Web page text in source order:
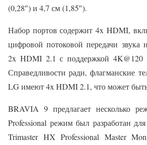
(0,28″) и 4,7 см (1,85″).
Набор портов содержит 4x HDMI,
цифровой потоковой передачи звука
2x HDMI 2.1 с поддержкой
Справедливости ради, флагманские
LG имеют 4x HDMI 2.1, что может
BRAVIA 9 предлагает несколько
Professional режим был разработан
Trimaster HX Professional Master